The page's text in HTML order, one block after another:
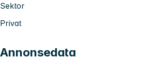
Sektor
Privat
Annonsedata